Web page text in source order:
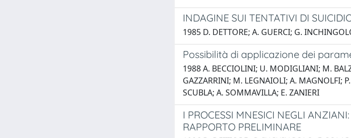
INDAGINE SUI TENTATIVI DI
1985 D. DETTORE; A. GUERCI; G.
Possibilità di applicazione dei
1988 A. BECCIOLINI; U. MODIGLIANI; M.
GAZZARRINI; M. LEGNAIOLI; A. MAGNOLFI;
SCUBLA; A. SOMMAVILLA; E. ZANIERI
I PROCESSI MNESICI NEGLI
RAPPORTO PRELIMINARE